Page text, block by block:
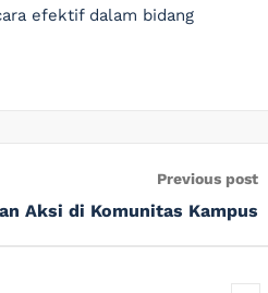
efektif dalam bidang
Previous post
Aksi di Komunitas Kampus